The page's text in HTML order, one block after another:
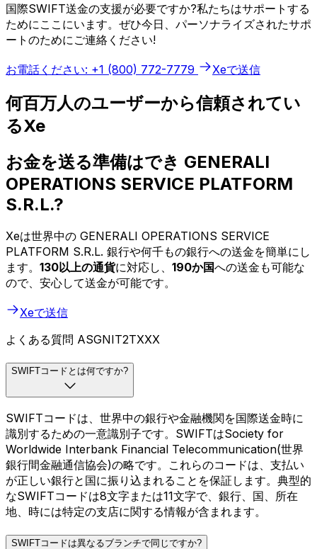
国際SWIFT送金の支援が必要ですか?私たちはサポートする
ためにここにいます。ぜひ今日、パーソナライズされたサポ
ートのためにご連絡ください!
お電話ください: +1 (800) 772-7779 Xeで送信
何百万人のユーザーから信頼されてい
るXe
お金を送る準備はでき GENERALI
OPERATIONS SERVICE PLATFORM
S.R.L.?
Xeは世界中の GENERALI OPERATIONS SERVICE
PLATFORM S.R.L. 銀行や何千もの銀行への送金を簡単にし
ます。 130以上の通貨に対応し、 190か国への送金も可能な
ので、安心して送金が可能です。
Xeで送信
よくある質問 ASGNIT2TXXX
SWIFTコードとは何ですか?
SWIFTコードは、世界中の銀行や金融機関を国際送金時に
識別するための一意識別子です。SWIFTはSociety for
Worldwide Interbank Financial Telecommunication(世界
銀行間金融通信協会)の略です。これらのコードは、支払い
が正しい銀行と国に振り込まれることを保証します。典型的
なSWIFTコードは8文字または11文字で、銀行、国、所在
地、時には特定の支店に関する情報が含まれます。
SWIFTコードは異なるブランチで同じですか?